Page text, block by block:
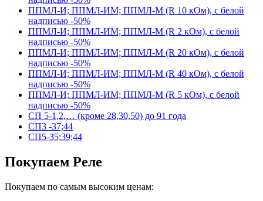
ППМЛ-И; ППМЛ-ИМ; ППМЛ-М (R 10 кОм), с белой
надписью -50%
ППМЛ-И; ППМЛ-ИМ; ППМЛ-М (R 2 кОм), с белой
надписью -50%
ППМЛ-И; ППМЛ-ИМ; ППМЛ-М (R 20 кОм), с белой
надписью -50%
ППМЛ-И; ППМЛ-ИМ; ППМЛ-М (R 40 кОм), с белой
надписью -50%
ППМЛ-И; ППМЛ-ИМ; ППМЛ-М (R 5 кОм), с белой
надписью -50%
СП 5-1,2,… (кроме 28,30,50) до 91 года
СП3 -37;44
СП5-35;39;44
Покупаем Реле
Покупаем по самым высоким ценам: